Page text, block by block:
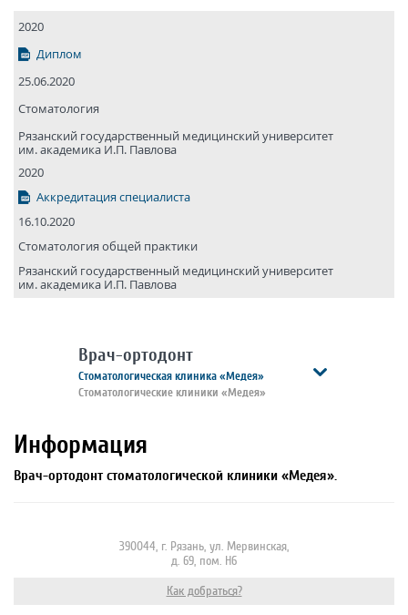
2020
Диплом
25.06.2020
Стоматология
Рязанский государствен­ный медицин­ский универси­тет
им. академика И.П. Павлова
2020
Аккредитация специалиста
16.10.2020
Стоматология общей практики
Рязанский государствен­ный медицин­ский универси­тет
им. академика И.П. Павлова
Врач-ортодонт
Стоматологическая клиника «Медея»
Стоматологические клиники «Медея»
Информация
Врач-ортодонт стоматологической клиники «Медея».
390044, г. Рязань, ул. Мервинская,
д. 69, пом. Н6
Как добраться?